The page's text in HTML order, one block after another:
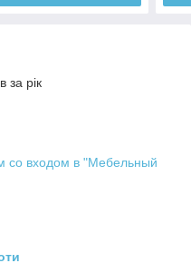
за рік
со входом в "Мебельный